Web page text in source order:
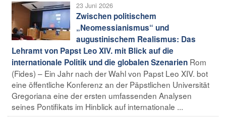
23 Juni 2026
Zwischen politischem
„Neomessianismus“ und
augustinischem Realismus: Das
Lehramt von Papst Leo XIV. mit Blick auf die
internationale Politik und die globalen Szenarien Rom
(Fides) – Ein Jahr nach der Wahl von Papst Leo XIV. bot
eine öffentliche Konferenz an der Päpstlichen Universität
Gregoriana eine der ersten umfassenden Analysen
seines Pontifikats im Hinblick auf internationale ...